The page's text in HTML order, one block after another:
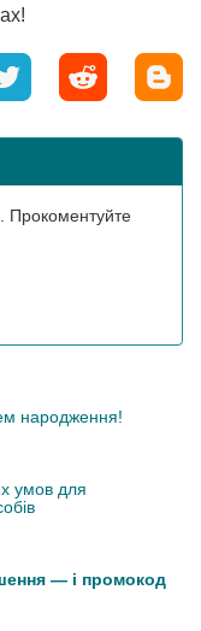
Прокоментуйте
народження!
умов для
— і промокод